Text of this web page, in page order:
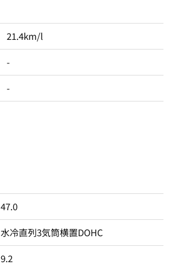
21.4km/l
-
-
47.0
水冷直列3気筒横置DOHC
9.2